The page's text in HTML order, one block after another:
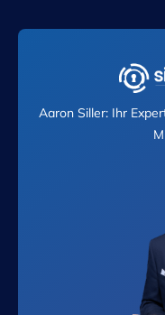
Aaron Siller: Ihr